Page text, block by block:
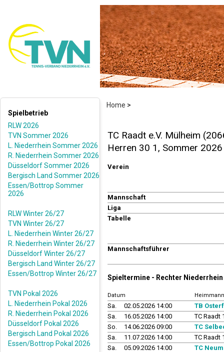
Home >
Spielbetrieb
RLW 2026
TVN Sommer 2026
L. Niederrhein Sommer 2026
R. Niederrhein Sommer 2026
Düsseldorf Sommer 2026
Bergisch Land Sommer 2026
Essen/Bottrop Sommer
2026
RLW Winter 26/27
TVN Winter 26/27
L. Niederrhein Winter 26/27
R. Niederrhein Winter 26/27
Düsseldorf Winter 26/27
Bergisch Land Winter 26/27
Essen/Bottrop Winter 26/27
TVN Pokal 2026
L. Niederrhein Pokal 2026
R. Niederrhein Pokal 2026
Düsseldorf Pokal 2026
Bergisch Land Pokal 2026
Essen/Bottrop Pokal 2026
TC Raadt e.V. Mülheim
Herren 30 1, Sommer 2026
Verein
Mannschaft
Liga
Tabelle
Mannschaftsführer
Spieltermine - Rechter
Datum
Sa. 02.05.2026 14:00
TB
Sa.
16.05.2026 14:00
TC Raadt
So.
14.06.2026 09:00
TC
Sa.
11.07.2026 14:00
TC Raadt
Sa.
05.09.2026 14:00 TC